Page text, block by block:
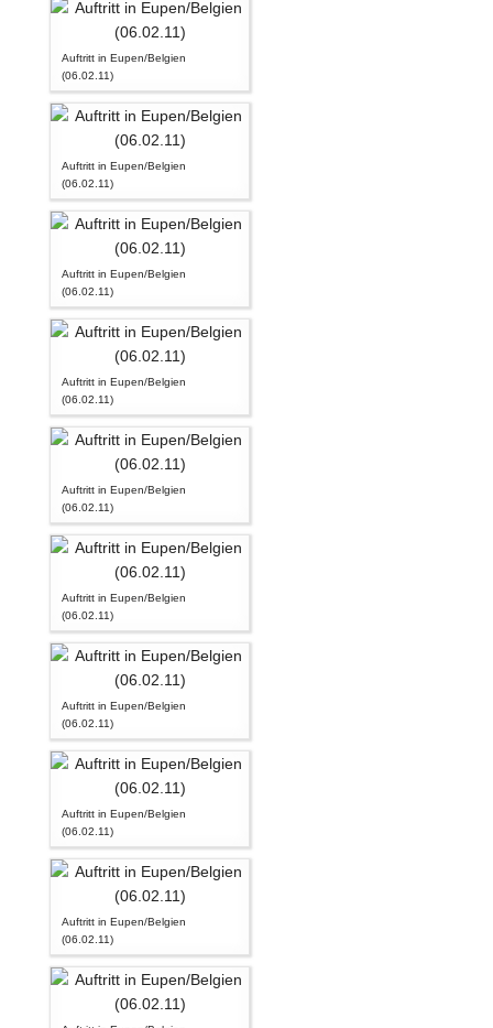
Auftritt in Eupen/Belgien
(06.02.11)
Auftritt in Eupen/Belgien
(06.02.11)
Auftritt in Eupen/Belgien
(06.02.11)
Auftritt in Eupen/Belgien
(06.02.11)
Auftritt in Eupen/Belgien
(06.02.11)
Auftritt in Eupen/Belgien
(06.02.11)
Auftritt in Eupen/Belgien
(06.02.11)
Auftritt in Eupen/Belgien
(06.02.11)
Auftritt in Eupen/Belgien
(06.02.11)